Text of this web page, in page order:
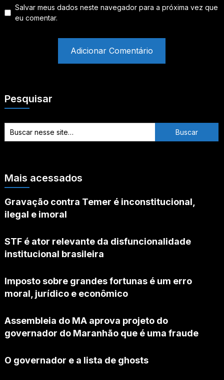
Salvar meus dados neste navegador para a próxima vez que
eu comentar.
Pesquisar
Mais acessados
Gravação contra Temer é inconstitucional,
ilegal e imoral
STF é ator relevante da disfuncionalidade
institucional brasileira
Imposto sobre grandes fortunas é um erro
moral, jurídico e econômico
Assembleia do MA aprova projeto do
governador do Maranhão que é uma fraude
O governador e a lista de ghosts